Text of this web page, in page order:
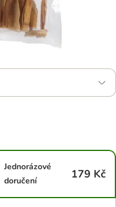
Jednorázové
doručení
179 Kč